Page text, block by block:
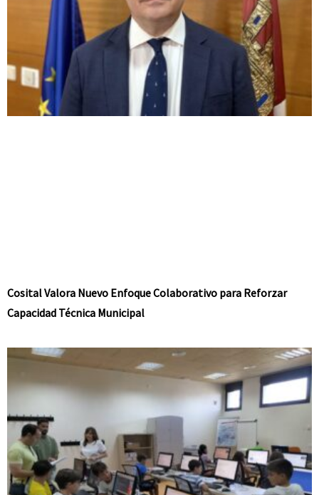
Cosital Valora Nuevo Enfoque Colaborativo para Reforzar
Capacidad Técnica Municipal